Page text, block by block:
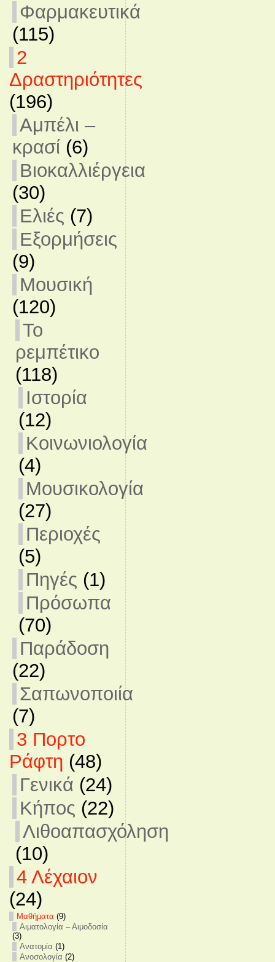
Φαρμακευτικά
(115)
2
Δραστηριότητες
(196)
Αμπέλι –
κρασί (6)
Βιοκαλλιέργεια
(30)
Ελιές (7)
Εξορμήσεις
(9)
Μουσική
(120)
Το
ρεμπέτικο
(118)
Ιστορία
(12)
Κοινωνιολογία
(4)
Μουσικολογία
(27)
Περιοχές
(5)
Πηγές (1)
Πρόσωπα
(70)
Παράδοση
(22)
Σαπωνοποιία
(7)
3 Πορτο
Ράφτη (48)
Γενικά (24)
Κήπος (22)
Λιθοαπασχόληση
(10)
4 Λέχαιον
(24)
Mαθήματα (9)
Αιματολογία – Αιμοδοσία
(3)
Ανατομία (1)
Ανοσολογία (2)